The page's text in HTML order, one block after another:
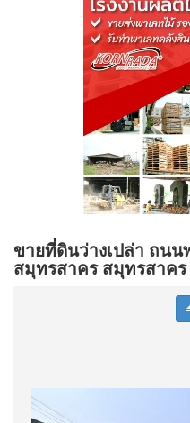
ขายที่ดินว่างเปล่า ถนน
สมุทรสาคร สมุทรสาคร